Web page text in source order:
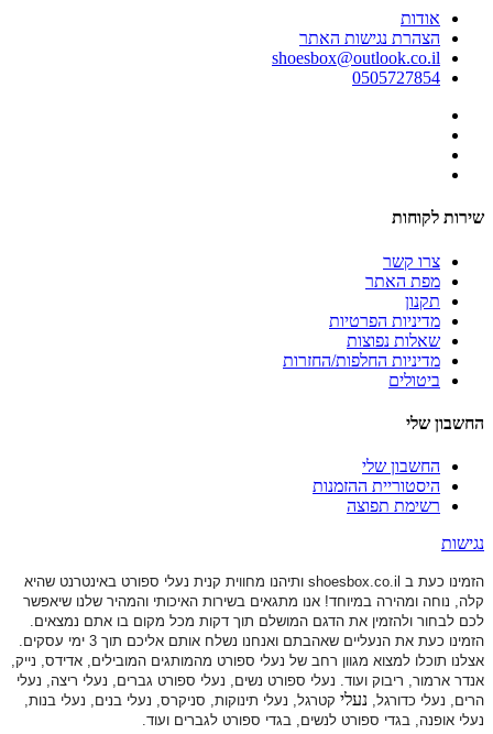
אודות
הצהרת נגישות האתר
shoesbox@outlook.co.il
0505727854
שירות לקוחות
צרו קשר
מפת האתר
תקנון
מדיניות הפרטיות
שאלות נפוצות
מדיניות החלפות/החזרות
ביטולים
החשבון שלי
החשבון שלי
היסטוריית ההזמנות
רשימת תפוצה
נגישות
הזמינו כעת ב shoesbox.co.il ותיהנו מחווית קנית נעלי ספורט באינטרנט שהיא
קלה, נוחה ומהירה במיוחד! אנו מתגאים בשירות האיכותי והמהיר שלנו שיאפשר
לכם לבחור ולהזמין את הדגם המושלם תוך דקות מכל מקום בו אתם נמצאים.
הזמינו כעת את הנעליים שאהבתם ואנחנו נשלח אותם אליכם תוך 3 ימי עסקים.
אצלנו תוכלו למצוא מגוון רחב של נעלי ספורט מהמותגים המובילים, אדידס, נייק,
אנדר ארמור, ריבוק ועוד. נעלי ספורט נשים, נעלי ספורט גברים, נעלי ריצה, נעלי
הרים, נעלי כדורגל, נעלי קטרגל, נעלי תינוקות, סניקרס, נעלי בנים, נעלי בנות,
נעלי אופנה, בגדי ספורט לנשים, בגדי ספורט לגברים ועוד.